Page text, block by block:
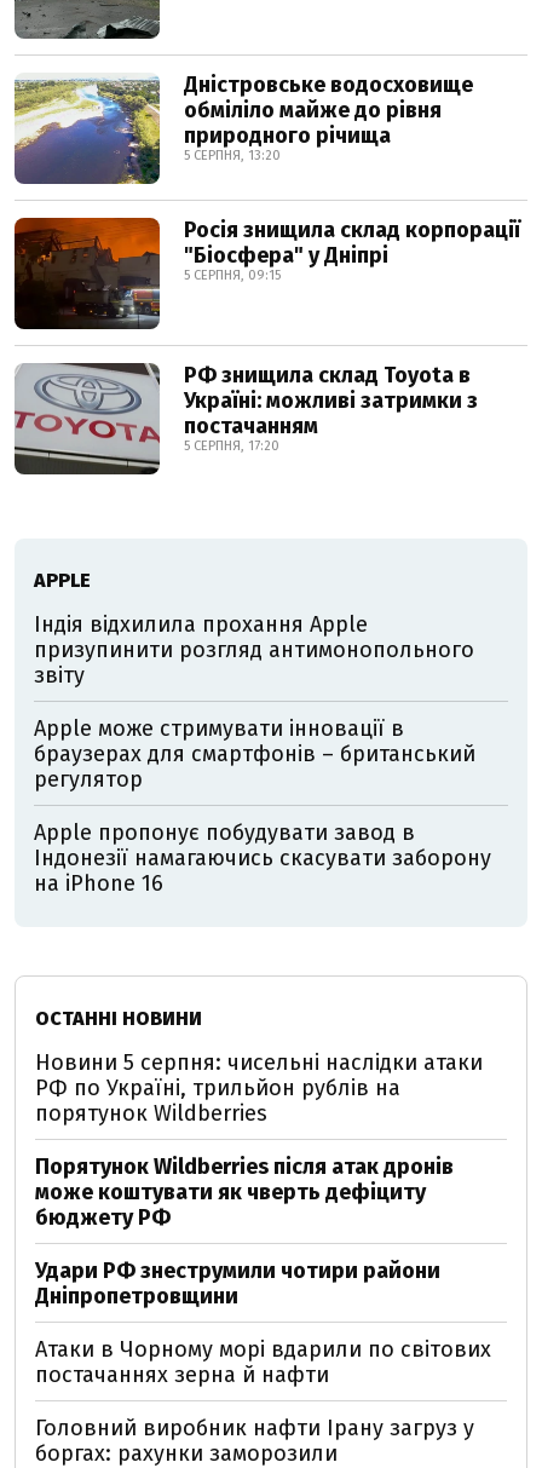
Дністровське водосховище
обміліло майже до рівня
природного річища
5 СЕРПНЯ, 13:20
Росія знищила склад корпорації
"Біосфера" у Дніпрі
5 СЕРПНЯ, 09:15
РФ знищила склад Toyota в
Україні: можливі затримки з
постачанням
5 СЕРПНЯ, 17:20
АPPLE
Індія відхилила прохання Apple
призупинити розгляд антимонопольного
звіту
Apple може стримувати інновації в
браузерах для смартфонів – британський
регулятор
Apple пропонує побудувати завод в
Індонезії намагаючись скасувати заборону
на iPhone 16
ОСТАННІ НОВИНИ
Новини 5 серпня: чисельні наслідки атаки
РФ по Україні, трильйон рублів на
порятунок Wildberries
Порятунок Wildberries після атак дронів
може коштувати як чверть дефіциту
бюджету РФ
Удари РФ знеструмили чотири райони
Дніпропетровщини
Атаки в Чорному морі вдарили по світових
постачаннях зерна й нафти
Головний виробник нафти Ірану загруз у
боргах: рахунки заморозили